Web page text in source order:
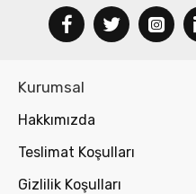
Kurumsal
Hakkımızda
Teslimat Koşulları
Gizlilik Koşulları